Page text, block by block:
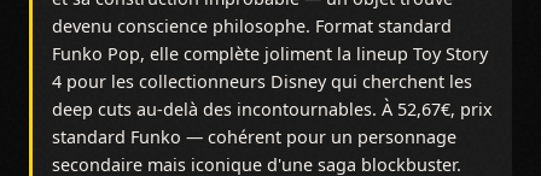
devenu conscience philosophe. Format standard
Funko Pop, elle complète joliment la lineup Toy Story
4 pour les collectionneurs Disney qui cherchent les
deep cuts au-delà des incontournables. À 52,67€, prix
standard Funko — cohérent pour un personnage
secondaire mais iconique d'une saga blockbuster.